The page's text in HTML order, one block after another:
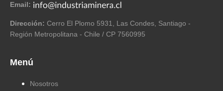
Email:
Dirección: Cerro El Plomo 5931, Las Condes, Santiago -
Región Metropolitana - Chile / CP 7560995
Menú
Nosotros